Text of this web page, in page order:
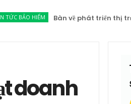
BẢO HIỂM Bàn về phát triển thị
doanh